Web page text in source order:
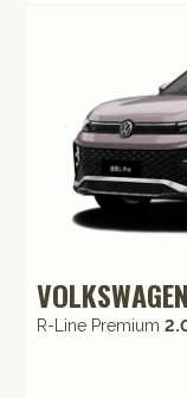
R-Line Premium